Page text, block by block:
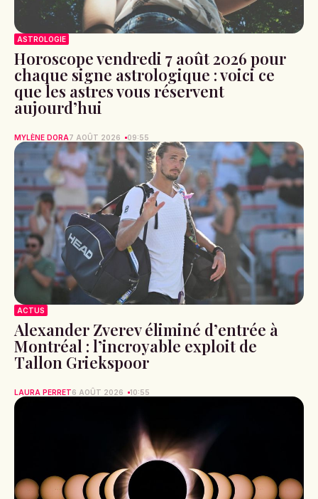
ASTROLOGIE
Horoscope vendredi 7 août 2026 pour
chaque signe astrologique : voici ce
que les astres vous réservent
aujourd’hui
MYLÈNE DORA7 AOÛT 2026 09:55
ACTUS
Alexander Zverev éliminé d’entrée à
Montréal : l’incroyable exploit de
Tallon Griekspoor
LAURA PERRET6 AOÛT 2026 10:55